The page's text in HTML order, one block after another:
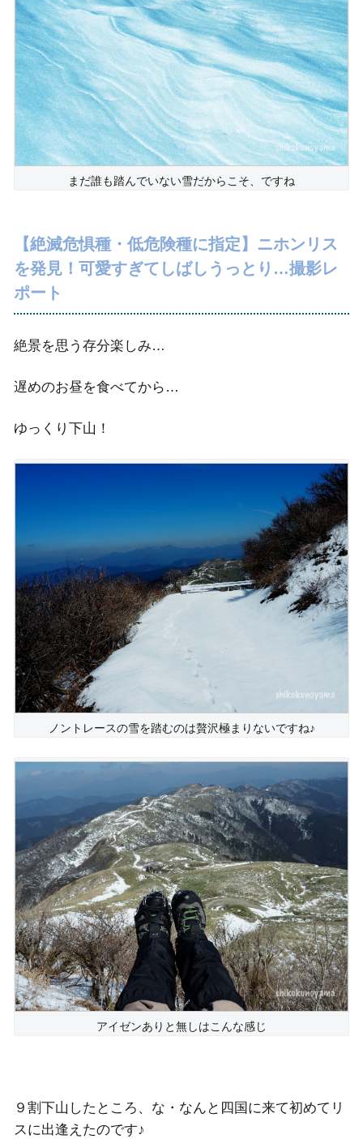
まだ誰も踏んでいない雪だからこそ、ですね
【絶滅危惧種・低危険種に指定】ニホンリス
を発見！可愛すぎてしばしうっとり…撮影レ
ポート
絶景を思う存分楽しみ…
遅めのお昼を食べてから…
ゆっくり下山！
ノントレースの雪を踏むのは贅沢極まりないですね♪
アイゼンありと無しはこんな感じ
９割下山したところ、な・なんと四国に来て初めてリ
スに出逢えたのです♪